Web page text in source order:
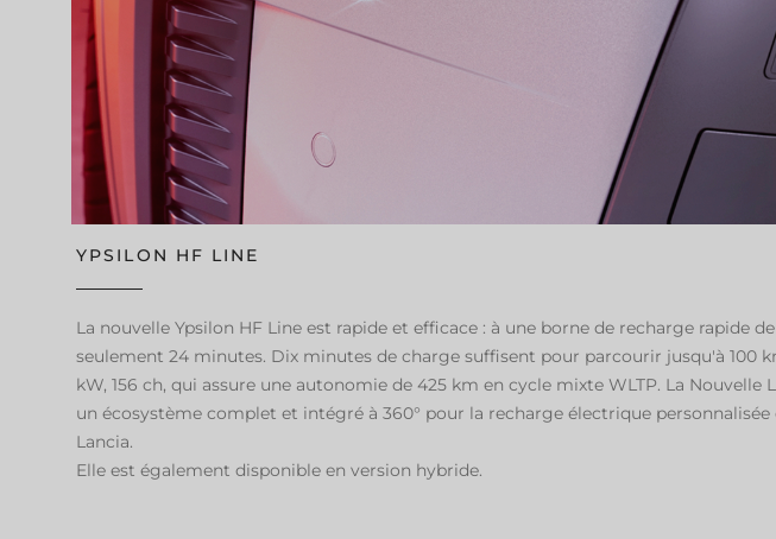
YPSILON HF LINE
La nouvelle Ypsilon HF Line est rapide et efficace : à une borne de recharge rapide
seulement 24 minutes. Dix minutes de charge suffisent pour parcourir jusqu'à 100
kW, 156 ch, qui assure une autonomie de 425 km en cycle mixte WLTP. La
un écosystème complet et intégré à 360° pour la recharge électrique
Lancia.
Elle est également disponible en version hybride.